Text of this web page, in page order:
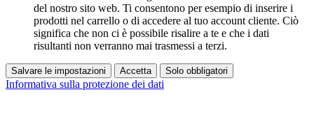
del nostro sito web. Ti consentono per esempio di inserire i
prodotti nel carrello o di accedere al tuo account cliente. Ciò
significa che non ci è possibile risalire a te e che i dati
risultanti non verranno mai trasmessi a terzi.
Salvare le impostazioni Accetta Solo obbligatori
Informativa sulla protezione dei dati